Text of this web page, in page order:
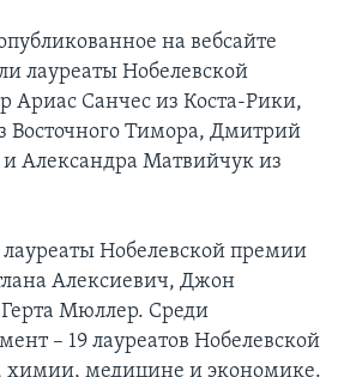
на вебсайте
лауреаты Нобелевской
Ариас Санчес из Коста-Рики,
Восточного Тимора, Дмитрий
Александра Матвийчук из
Нобелевской премии
Алексиевич, Джон
Мюллер. Среди
– 19 лауреатов Нобелевской
химии, медицине и экономике.